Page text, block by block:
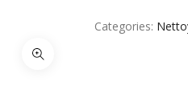
Categories